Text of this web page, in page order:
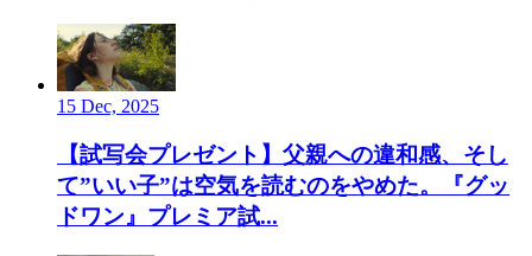
15 Dec, 2025
【試写会プレゼント】父親への違和感、そし
て”いい子”は空気を読むのをやめた。『グッ
ドワン』プレミア試...